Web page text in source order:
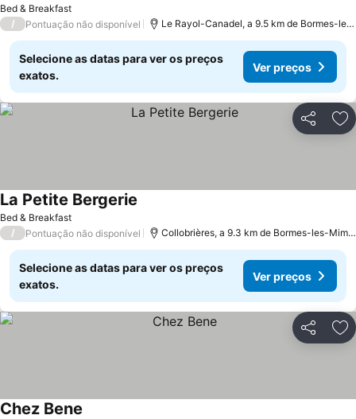
Bed & Breakfast
/ Pontuação não disponível Le Rayol-Canadel, a 9.5 km de Bormes-les-Mimosas
Selecione as datas para ver os preços
exatos.
Ver preços
Partilhar
Bed & Breakfast
La Petite Bergerie
/ Pontuação não disponível Collobrières, a 9.3 km de Bormes-les-Mimosas
Selecione as datas para ver os preços
exatos.
Ver preços
Partilhar
Chez Bene